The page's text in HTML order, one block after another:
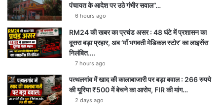
a
m
m
p
पंचायत के आदेश पर उठे गंभीर सवाल”…
6 hours ago
RM24 की खबर का प्रचंड असर : 48 घंटे में प्रशासन का
दूसरा बड़ा प्रहार, अब ‘माँ भगवती मेडिकल स्टोर’ का लाइसेंस
निलंबित….
7 hours ago
पत्थलगांव में खाद की कालाबाजारी पर बड़ा बवाल : 266 रुपये
की यूरिया ₹500 में बेचने का आरोप, FIR की मांग…
2 days ago